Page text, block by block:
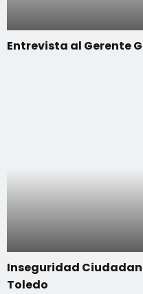
Entrevista al Gerente
Inseguridad
Toledo